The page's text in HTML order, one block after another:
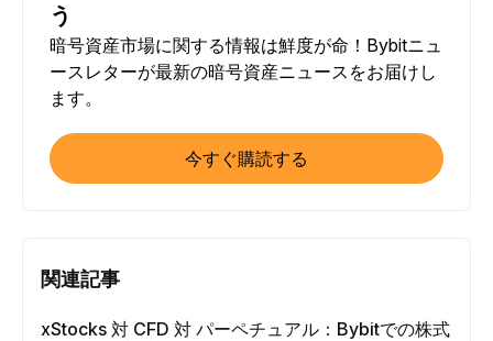
う
暗号資産市場に関する情報は鮮度が命！Bybitニュ
ースレターが最新の暗号資産ニュースをお届けし
ます。
今すぐ購読する
関連記事
xStocks 対 CFD 対 パーペチュアル：Bybitでの株式